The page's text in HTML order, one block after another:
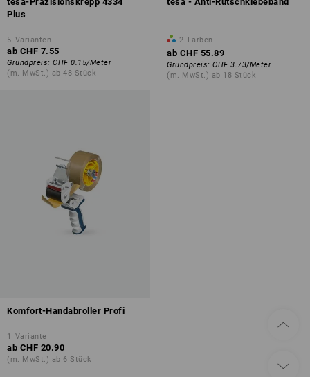
Plus
5 Varianten
ab CHF 7.55
Grundpreis: CHF 0.15/Meter
(m. MwSt.) ab 48 Stück
2 Farben
ab CHF 55.89
Grundpreis: CHF 3.73/Meter
(m. MwSt.) ab 18 Stück
Komfort-Handabroller Profi
1 Variante
ab CHF 20.90
(m. MwSt.) ab 6 Stück